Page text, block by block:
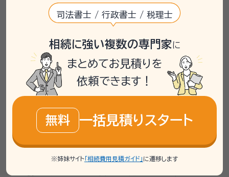
手続き
相談者は、両親の遺言書作成を検討してお
り、どのように手続きを進め、どれくらいの
費用がかかるのか不安を抱えていました。特
に、両親が共有している資産についても整理
したいとのことでした。相談者自身が相続に
関して初心者であるため、専門的なアドバイ
スと見積もりを求めていました。
いい相続では、相談者のご両親が安心して
遺言書を作成できるよう、行政書士との無料
の見積もりを行政書士が直接説明し、ご両親
に最適な遺言作成のプランを提案しました。
司法書士 / 行政書士 / 税理士
相続に強い複数の専門家に
まとめてお見積りを
依頼できます！
無料 一括見積りスタート
※姉妹サイト 「相続費用見積ガイド」 に遷移します